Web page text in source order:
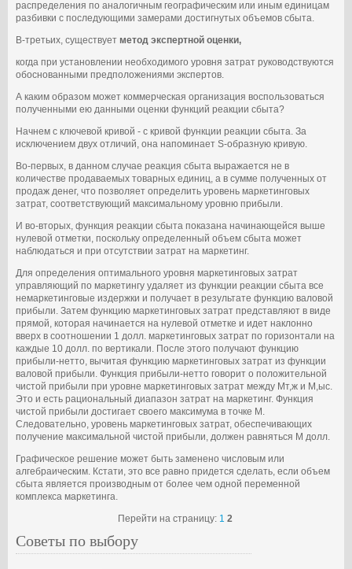
распределения по аналогичным географическим или иным единицам
разбивки с последующими замерами достигнутых объемов сбыта.
В-третьих, существует метод экспертной оценки,
когда при установлении необходимого уровня затрат руководствуются
обоснованными предположениями экспертов.
А каким образом может коммерческая организация воспользоваться
полученными ею данными оценки функций реакции сбыта?
Начнем с ключевой кривой ‑ с кривой функции реакции сбыта. За
исключением двух отличий, она напоминает S-образную кривую.
Во-первых, в данном случае реакция сбыта выражается не в
количестве продаваемых товарных единиц, а в сумме полученных от
продаж денег, что позволяет определить уровень маркетинговых
затрат, соответствующий максимальному уровню прибыли.
И во-вторых, функция реакции сбыта показана начинающейся выше
нулевой отметки, поскольку определенный объем сбыта может
наблюдаться и при отсутствии затрат на маркетинг.
Для определения оптимального уровня маркетинговых затрат
управляющий по маркетингу удаляет из функции реакции сбыта все
немаркетинговые издержки и получает в результате функцию валовой
прибыли. Затем функцию маркетинговых затрат представляют в виде
прямой, которая начинается на нулевой отметке и идет наклонно
вверх в соотношении 1 долл. маркетинговых затрат по горизонтали на
каждые 10 долл. по вертикали. После этого получают функцию
прибыли-нетто, вычитая функцию маркетинговых затрат из функции
валовой прибыли. Функция прибыли-нетто говорит о положительной
чистой прибыли при уровне маркетинговых затрат между Мт,ж и М,ыс.
Это и есть рациональный диапазон затрат на маркетинг. Функция
чистой прибыли достигает своего максимума в точке М.
Следовательно, уровень маркетинговых затрат, обеспечивающих
получение максимальной чистой прибыли, должен равняться М долл.
Графическое решение может быть заменено числовым или
алгебраическим. Кстати, это все равно придется сделать, если объем
сбыта является производным от более чем одной переменной
комплекса маркетинга.
Перейти на страницу: 1 2
Советы по выбору